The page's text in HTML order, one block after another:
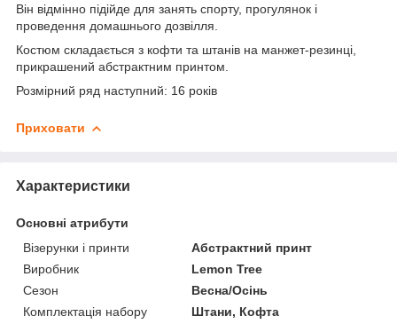
Він відмінно підійде для занять спорту, прогулянок і
проведення домашнього дозвілля.
Костюм складається з кофти та штанів на манжет-резинці,
прикрашений абстрактним принтом.
Розмірний ряд наступний: 16 років
Приховати
Характеристики
Основні атрибути
Візерунки і принти
Абстрактний принт
Виробник
Lemon Tree
Сезон
Весна/Осінь
Комплектація набору
Штани, Кофта